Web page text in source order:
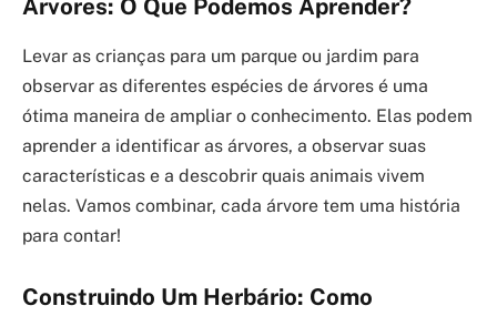
Árvores: O Que Podemos Aprender?
Levar as crianças para um parque ou jardim para
observar as diferentes espécies de árvores é uma
ótima maneira de ampliar o conhecimento. Elas podem
aprender a identificar as árvores, a observar suas
características e a descobrir quais animais vivem
nelas. Vamos combinar, cada árvore tem uma história
para contar!
Construindo Um Herbário: Como